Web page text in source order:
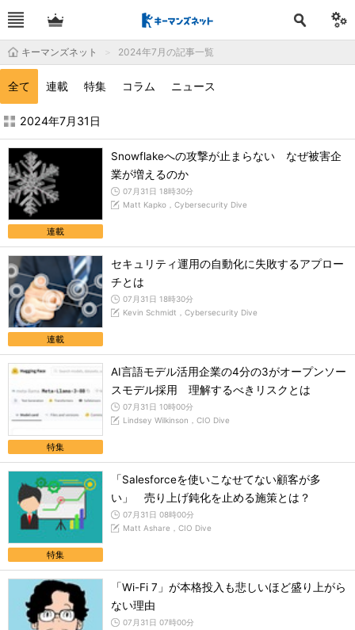
キーマンズネット 2024年7月の記事一覧
全て 連載 特集 コラム ニュース
2024年7月の記事一覧 - キーマンズネット
2024年7月31日
連載
Snowflakeへの攻撃が止まらない なぜ被害企
業が増えるのか
07月31日 18時30分
Matt Kapko，Cybersecurity Dive
連載
セキュリティ運用の自動化に失敗するアプロー
チとは
07月31日 18時30分
Kevin Schmidt，Cybersecurity Dive
特集
AI言語モデル活用企業の4分の3がオープンソー
スモデル採用 理解するべきリスクとは
07月31日 10時00分
Lindsey Wilkinson，CIO Dive
特集
「Salesforceを使いこなせてない顧客が多
い」 売り上げ鈍化を止める施策とは？
07月31日 08時00分
Matt Ashare，CIO Dive
「Wi-Fi 7」が本格投入も悲しいほど盛り上がら
ない理由
07月31日 07時00分